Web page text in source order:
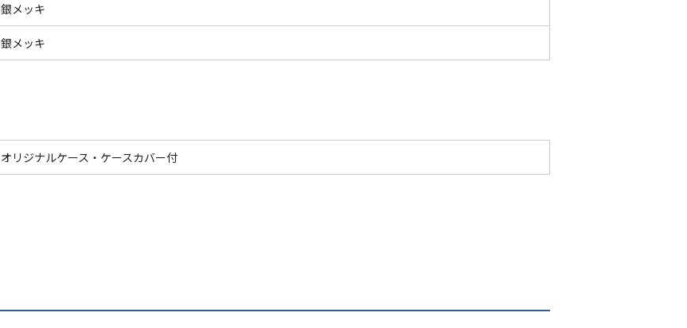
銀メッキ
銀メッキ
オリジナルケース・ケースカバー付